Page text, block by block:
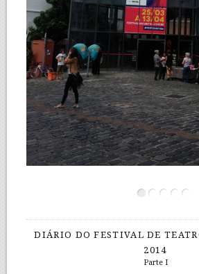
DIÁRIO DO FESTIVAL DE
2014
Parte I